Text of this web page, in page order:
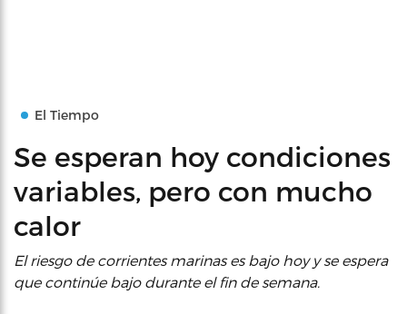
El Tiempo
Se esperan hoy condiciones
variables, pero con mucho
calor
El riesgo de corrientes marinas es bajo hoy y se espera
que continúe bajo durante el fin de semana.